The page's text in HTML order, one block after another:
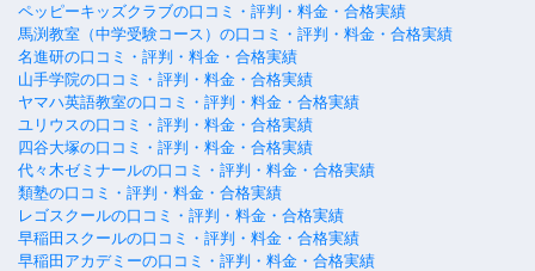
ペッピーキッズクラブの口コミ・評判・料金・合格実績
馬渕教室（中学受験コース）の口コミ・評判・料金・合格実績
名進研の口コミ・評判・料金・合格実績
山手学院の口コミ・評判・料金・合格実績
ヤマハ英語教室の口コミ・評判・料金・合格実績
ユリウスの口コミ・評判・料金・合格実績
四谷大塚の口コミ・評判・料金・合格実績
代々木ゼミナールの口コミ・評判・料金・合格実績
類塾の口コミ・評判・料金・合格実績
レゴスクールの口コミ・評判・料金・合格実績
早稲田スクールの口コミ・評判・料金・合格実績
早稲田アカデミーの口コミ・評判・料金・合格実績